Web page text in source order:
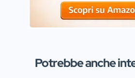
Potrebbe anche